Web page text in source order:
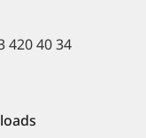
420 40 34